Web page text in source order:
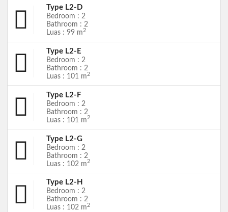
Type L2-D
Bedroom : 2
Bathroom : 2
Luas : 99 m 2
Type L2-E
Bedroom : 2
Bathroom : 2
Luas : 101 m 2
Type L2-F
Bedroom : 2
Bathroom : 2
Luas : 101 m2
Type L2-G
Bedroom : 2
Bathroom : 2
Luas : 102 m2
Type L2-H
Bedroom : 2
Bathroom : 2
Luas : 102 m2